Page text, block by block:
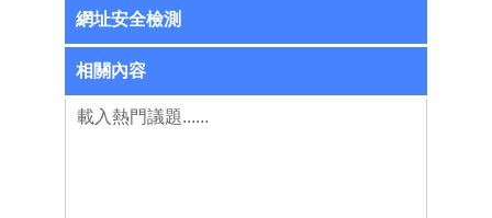
網址安全檢測
相關內容
載入熱門議題......